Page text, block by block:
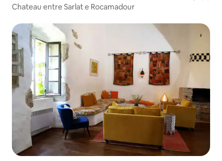
Chateau entre Sarlat e Rocamadour